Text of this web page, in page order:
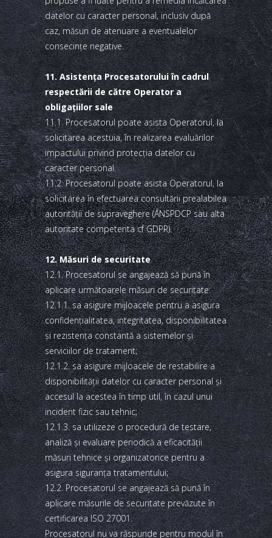
datelor cu caracter personal, inclusiv după
caz, măsuri de atenuare a eventualelor
consecinţe negative.
11. Asistenţa Procesatorului în cadrul
respectării de către Operator a
obligaţiilor sale
11.1. Procesatorul poate asista Operatorul, la
solicitarea acestuia, în realizarea evaluărilor
impactului privind protecţia datelor cu
caracter personal.
11.2. Procesatorul poate asista Operatorul, la
solicitarea în efectuarea consultării prealabilea
autorităţii de supraveghere (ANSPDCP sau alta
autoritate competenta cf GDPR).
12. Măsuri de securitate
12.1. Procesatorul se angajează să pună în
aplicare următoarele măsuri de securitate:
12.1.1. sa asigure mijloacele pentru a asigura
confidenţialitatea, integritatea, disponibilitatea
şi rezistenţa constantă a sistemelor şi
serviciilor de tratament;
12.1.2. sa asigure mijloacele de restabilire a
disponibilităţii datelor cu caracter personal şi
accesul la acestea în timp util, în cazul unui
incident fizic sau tehnic;
12.1.3. sa utilizeze o procedură de testare,
analiză şi evaluare periodică a eficacităţii
măsuri tehnice şi organizatorice pentru a
asigura siguranţa tratamentului;
12.2. Procesatorul se angajează să pună în
aplicare măsurile de securitate prevăzute în
certificarea ISO 27001.
Procesatorul nu va răspunde pentru modul în